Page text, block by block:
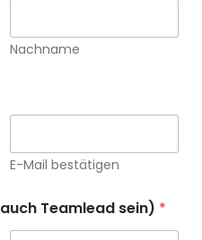
Nachname
E-Mail bestätigen
Teamlead sein) *